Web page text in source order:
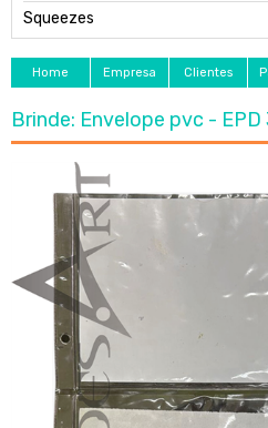
Squeezes
Home Empresa Clientes
Brinde: Envelope pvc - EPD